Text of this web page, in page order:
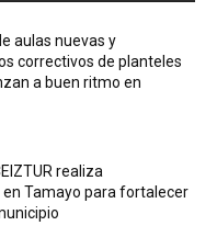
aulas nuevas y
correctivos de planteles
a buen ritmo en
realiza
Tamayo para fortalecer